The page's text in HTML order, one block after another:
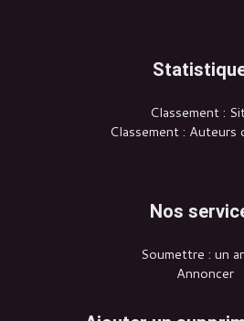
Classement :
Classement : Auteurs
Nos
Soumettre : un
Annoncer